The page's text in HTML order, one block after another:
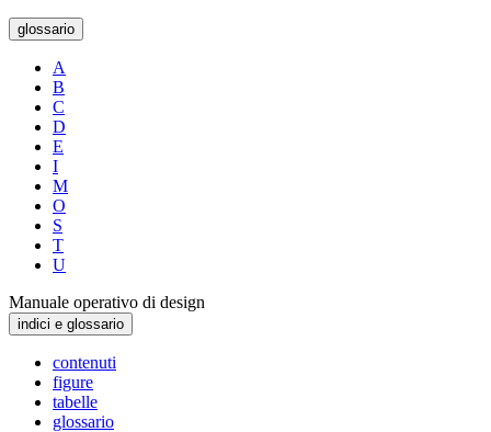
glossario
A
B
C
D
E
I
M
O
S
T
U
Manuale operativo di design
indici e glossario
contenuti
figure
tabelle
glossario